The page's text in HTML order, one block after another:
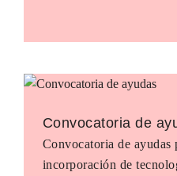
Convocatoria de
Convocatoria de ayudas
incorporación de